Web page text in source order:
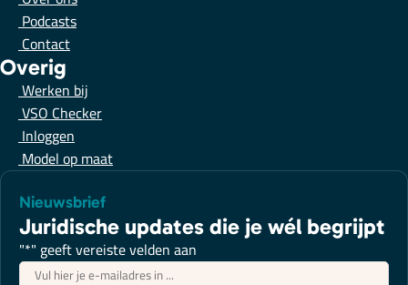
Podcasts
Contact
Overig
Werken bij
VSO Checker
Inloggen
Model op maat
Nieuwsbrief
Juridische updates die je wél begrijpt
"*" geeft vereiste velden aan
E-